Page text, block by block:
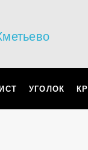
УГОЛОК